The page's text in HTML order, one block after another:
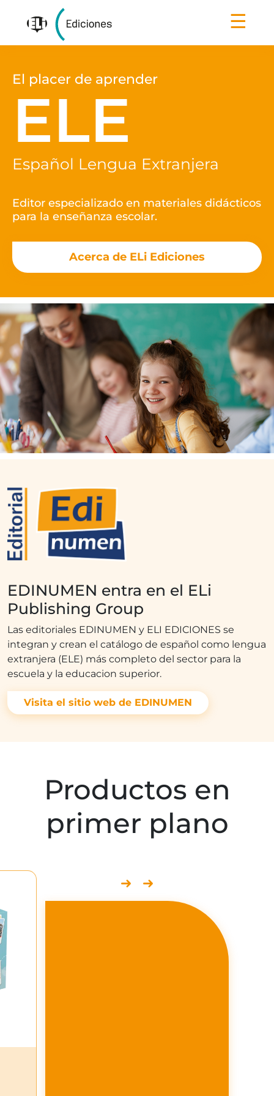
☰
El placer de aprender
ELE
Español Lengua Extranjera
Editor especializado en materiales didácticos
para la enseñanza escolar.
Acerca de ELi Ediciones
EDINUMEN entra en el ELi
Publishing Group
Las editoriales EDINUMEN y ELI EDICIONES se
integran y crean el catálogo de español como lengua
extranjera (ELE) más completo del sector para la
escuela y la educacion superior.
Visita el sitio web de EDINUMEN
Productos en
primer plano